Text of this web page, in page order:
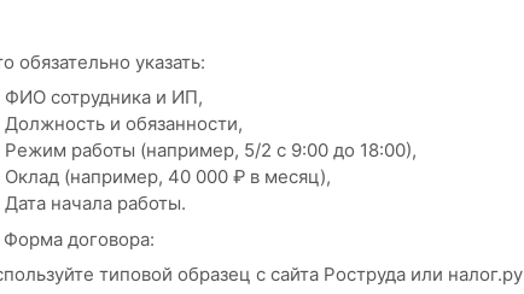
обязательно указать:
ФИО сотрудника и ИП,
Должность и обязанности,
Режим работы (например, 5/2 с 9:00 до 18:00),
Оклад (например, 40 000 ₽ в месяц),
Дата начала работы.
Форма договора:
типовой образец с сайта Роструда или налог.ру